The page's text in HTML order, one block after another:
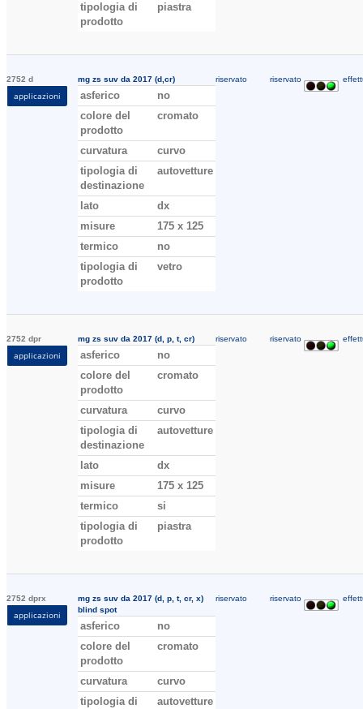
tipologia di
prodotto
piastra
2752 d
applicazioni
mg zs suv da 2017 (d,cr)
asferico
no
colore del
prodotto
cromato
curvatura
curvo
tipologia di
destinazione
autovetture
lato
dx
misure
175 x 125
termico
no
tipologia di
prodotto
vetro
riservato riservato
2752 dpr
applicazioni
mg zs suv da 2017 (d, p, t, cr)
asferico
no
colore del
prodotto
cromato
curvatura
curvo
tipologia di
destinazione
autovetture
lato
dx
misure
175 x 125
termico
si
tipologia di
prodotto
piastra
riservato riservato
2752 dprx
applicazioni
mg zs suv da 2017 (d, p, t, cr, x)
blind spot
asferico
no
colore del
prodotto
cromato
curvatura
curvo
tipologia di
autovetture
riservato riservato